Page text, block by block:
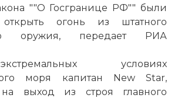
""О Госгранице РФ"" были
огонь из штатного
оружия, передает РИА
условиях
моря капитан New Star,
выход из строя главного